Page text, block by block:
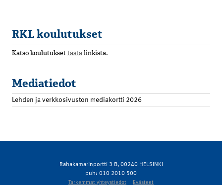
RKL koulutukset
Katso koulutukset tästä linkistä.
Mediatiedot
Lehden ja verkkosivuston mediakortti 2026
Rahakamarinportti 3 B, 00240 HELSINKI
puh: 010 2010 500
Tarkemmat yhteystiedot Evästeet